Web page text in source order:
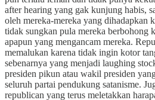
after hearing yang gak kunjung habis,
oleh mereka-mereka yang dihadapkan
tidak sungkan pula mereka berbohong
apapun yang mengancam mereka.
memalukan karena tidak ingin kotor
sebenarnya yang menjadi laughing
presiden pikun atau wakil presiden
seluruh partai pendukung satanisme.
republican yang terus meletakkan